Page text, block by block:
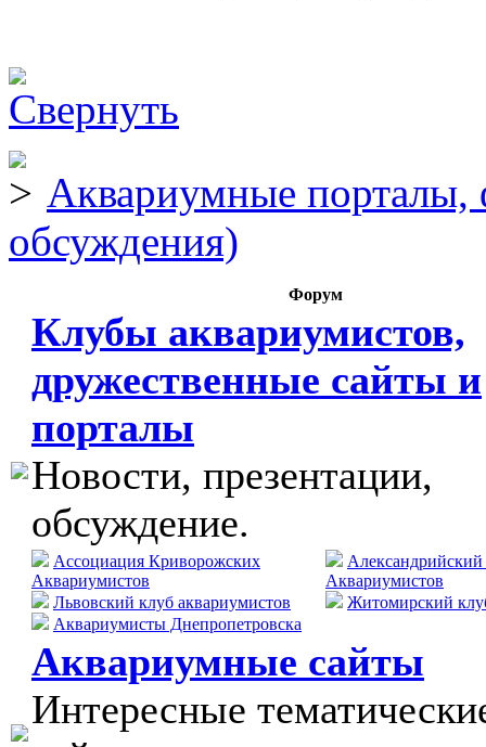
Аквариумные
обсуждения)
Форум
Клубы аквариумистов,
дружественные сайты и
порталы
Новости, презентации,
обсуждение.
Ассоциация Криворожских
Аквариумистов
Львовский клуб аквариумистов
Аквариумисты Днепропетровска
Аквариумистов
Житомирский
Аквариумные сайты
Интересные